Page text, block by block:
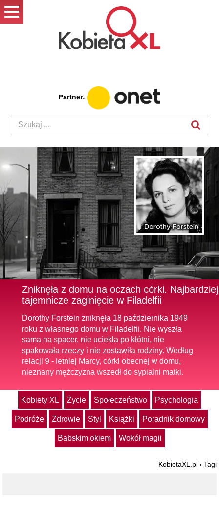
Partner:
Zniknęła z domu na oczach córki. Najbardziej
tajemnicze zaginięcie w Filadelfii
Dorothy Forstein zniknęła 18 października 1949
roku z własnego domu w Filadelfii. Nie wyszła
sama na spacer, nie uciekła po kłótni, nie
spakowała rzeczy i nie zostawiła rodziny. Według
relacji 9 - letniej Marcy, córki obecnej w domu,
nieznany mężczyzna wszedł do sypialni matki.
Kobiety XL Życie Społeczeństwo Psychologia
Podróże Zdrowie Styl Książki Poradnik domowy
Babskim okiem Wokół magii
KobietaXL.pl › Tagi